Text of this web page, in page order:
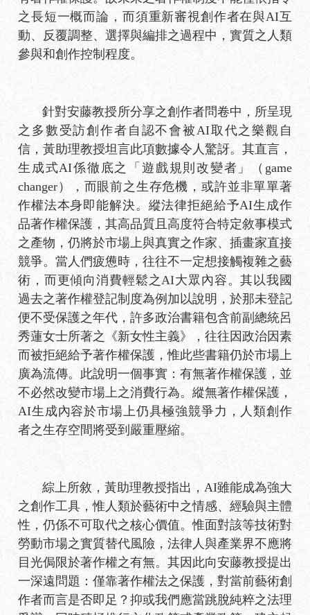
之長短一概而論，而須重新審視創作者在與AI互
動、反覆調整、選擇與編排之過程中，實質之人類
參與和創作控制程度。
針對安藤教授所分享之創作者問卷中，所呈現
之多數受訪創作者自認不會被AI取代之樂觀自
信，黃助理教授坦言此項數據令人驚訝。其直言，
生成式AI係徹底之「遊戲規則改變者」（game
changer），而眼前之生存危機，或許並非單單著
作權法本身即能解決。縱法律拒絕給予AI生成作
品著作權保護，其高品質且高度符合特定敘事模式
之產物，仍將於市場上與真實之作家、插畫家直接
競爭。當人們疲憊時，往往不一定想接觸複雜之藝
術，而更傾向消費輕鬆之AI大眾內容。其以我國
過去之著作權登記制度為例加以說明，於那未登記
便不受保護之年代，許多政治書籍包含前副總統呂
秀蓮女士所著之《新女性主義》，往往因政治因素
而被拒絕給予著作權保護，惟此些書籍仍於市場上
廣為流傳。此說明一個事實：有無著作權保護，並
不必然改變市場上之消費行為。縱無著作權保護，
AI生成內容於市場上仍具極強競爭力，人類創作
者之生存空間將受到嚴重壓縮。
綜上所敘，黃助理教授指出，AI雖能成為強大
之創作工具，惟人類於藝術中之情感、經驗與主體
性，仍係不可取代之核心價值。惟面對該等技術對
勞動市場之實質替代風險，法律人與產業界不應將
目光侷限於著作權之有無。其因此向安藤教授提出
一深遠問題：僅靠著作權法之保護，對當前藝術創
作者而言是否即足？抑或我們應當跳脫純粹之法理